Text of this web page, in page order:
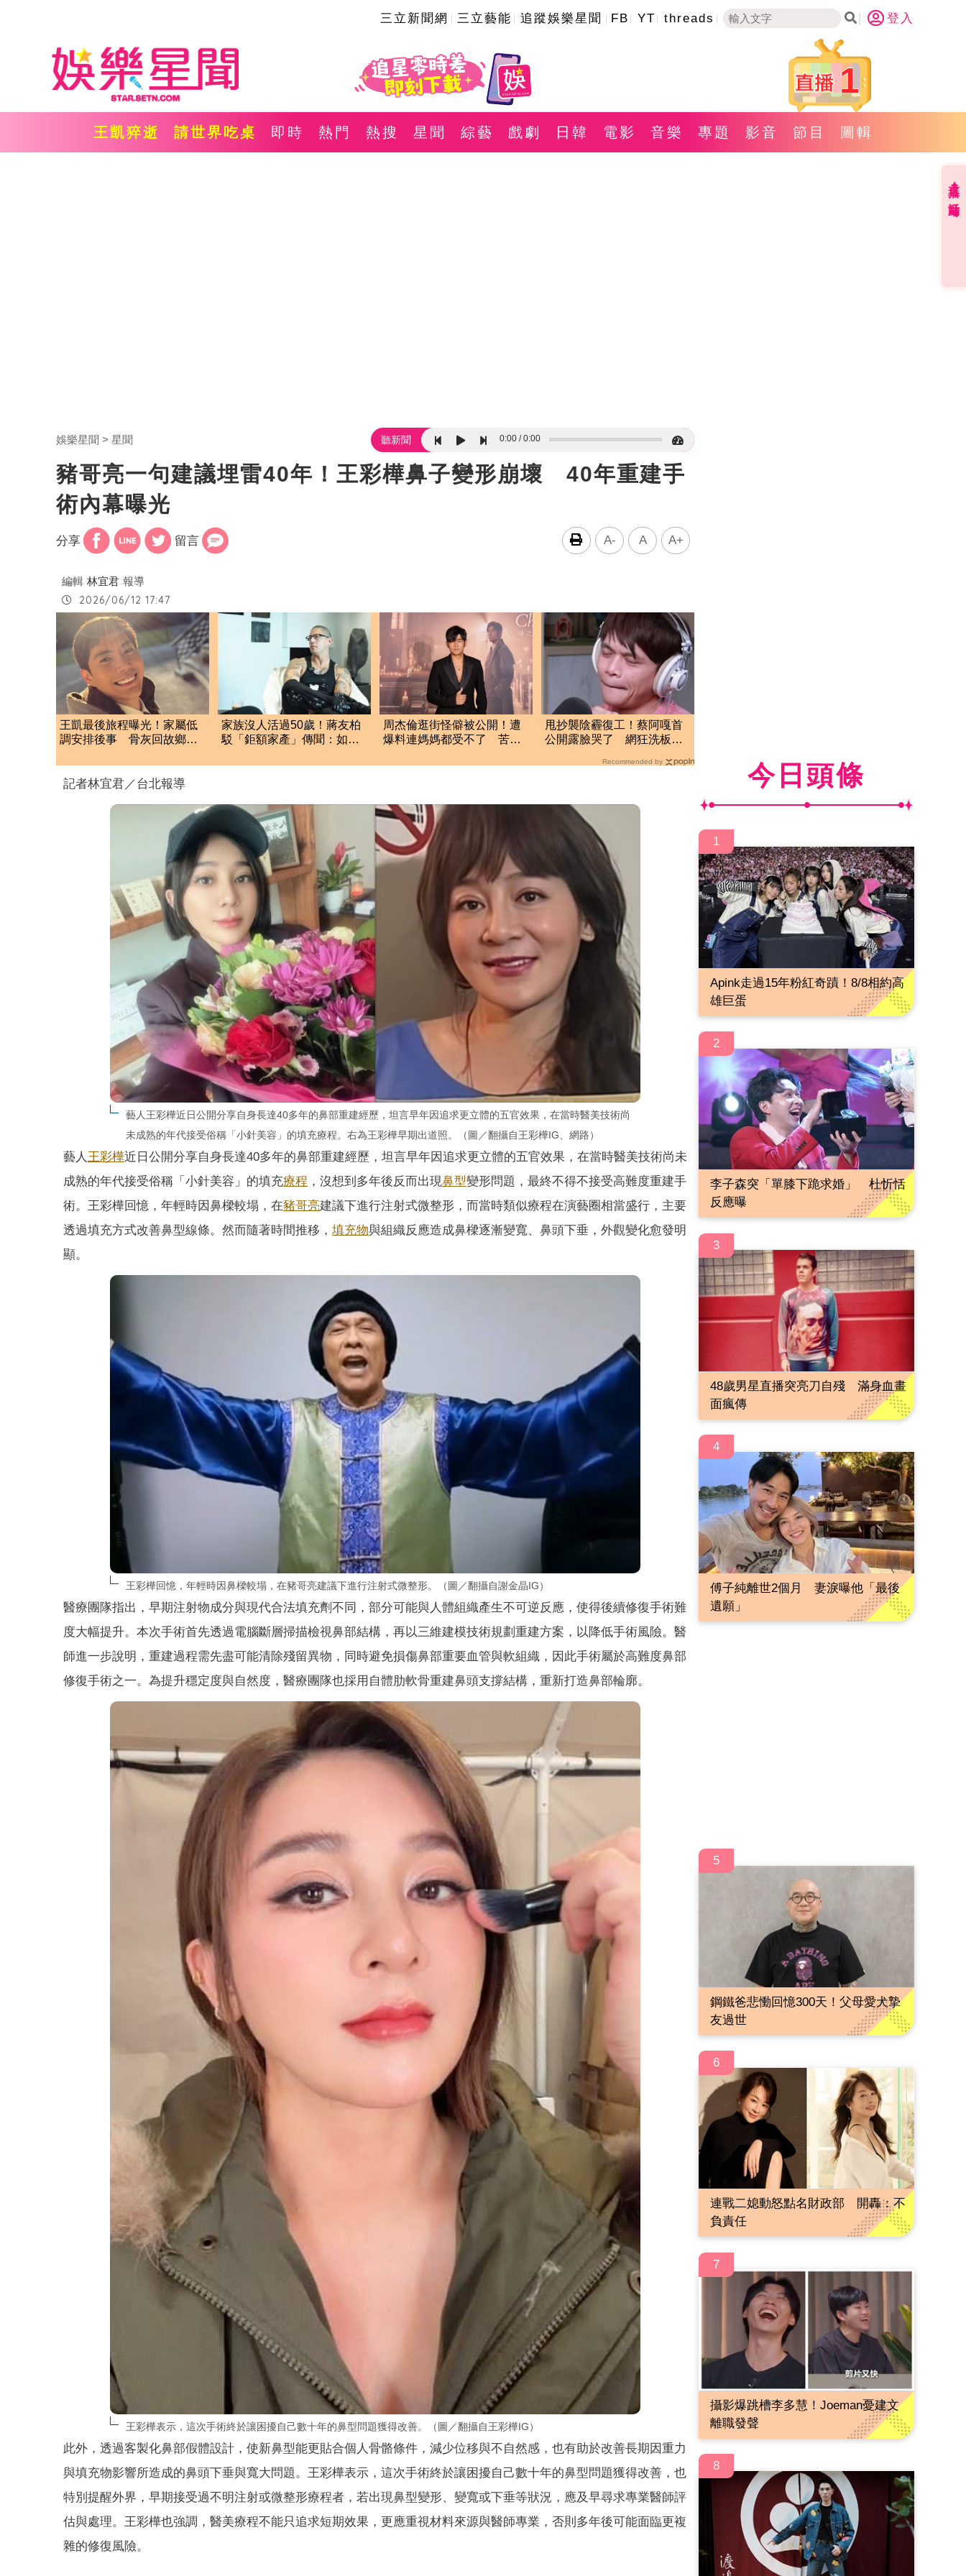
三立新聞網 三立藝能 追蹤娛樂星聞 FB YT threads 登入
1
王凱猝逝 請世界吃桌 即時 熱門 熱搜 星聞 綜藝 戲劇 日韓 電影 音樂 專題 影音 節目 圖輯
娛樂星聞 星聞 聽新聞 0:00 0:00
豬哥亮一句建議埋雷40年！王彩樺鼻子變形崩壞 40年重建手
術內幕曝光
分享 留言 A- A A+
編輯 林宜君 報導
2026/06/12 17:47
王凱最後旅程曝光！家屬低
調安排後事 骨灰回故鄉高
家族沒人活過50歲！蔣友柏
駁「鉅額家產」傳聞：如果
周杰倫逛街怪僻被公開！遭
爆料連媽媽都受不了 苦勸
甩抄襲陰霾復工！蔡阿嘎首
公開露臉哭了 網狂洗板怒
Recommended by
記者林宜君／台北報導
藝人王彩樺近日公開分享自身長達40多年的鼻部重建經歷，坦言早年因追求更立體的五官效果，在當時醫美技術尚
未成熟的年代接受俗稱「小針美容」的填充療程。右為王彩樺早期出道照。（圖／翻攝自王彩樺IG、網路）
藝人王彩樺近日公開分享自身長達40多年的鼻部重建經歷，坦言早年因追求更立體的五官效果，在當時醫美技術尚未
成熟的年代接受俗稱「小針美容」的填充療程 ，沒想到多年後反而出現鼻型變形問題，最終不得不接受高難度重建手
術。王彩樺回憶，年輕時因鼻樑較塌，在豬哥亮建議下進行注射式微整形，而當時類似療程在演藝圈相當盛行，主要
透過填充方式改善鼻型線條。然而隨著時間推移， 填充物與組織反應造成鼻樑逐漸變寬、鼻頭下垂，外觀變化愈發明
顯。
王彩樺回憶，年輕時因鼻樑較塌，在豬哥亮建議下進行注射式微整形。（圖／翻攝自謝金晶IG）
醫療團隊指出，早期注射物成分與現代合法填充劑不同，部分可能與人體組織產生不可逆反應，使得後續修復手術難
度大幅提升。本次手術首先透過電腦斷層掃描檢視鼻部結構，再以三維建模技術規劃重建方案，以降低手術風險。醫
師進一步說明，重建過程需先盡可能清除殘留異物，同時避免損傷鼻部重要血管與軟組織，因此手術屬於高難度鼻部
修復手術之一。為提升穩定度與自然度，醫療團隊也採用自體肋軟骨重建鼻頭支撐結構，重新打造鼻部輪廓。
王彩樺表示，這次手術終於讓困擾自己數十年的鼻型問題獲得改善。（圖／翻攝自王彩樺IG）
此外，透過客製化鼻部假體設計，使新鼻型能更貼合個人骨骼條件，減少位移與不自然感，也有助於改善長期因重力
與填充物影響所造成的鼻頭下垂與寬大問題。王彩樺表示，這次手術終於讓困擾自己數十年的鼻型問題獲得改善，也
特別提醒外界，早期接受過不明注射或微整形療程者，若出現鼻型變形、變寬或下垂等狀況，應及早尋求專業醫師評
估與處理。王彩樺也強調，醫美療程不能只追求短期效果，更應重視材料來源與醫師專業，否則多年後可能面臨更複
雜的修復風險。
今日頭條
1
Apink走過15年粉紅奇蹟！8/8相約高
雄巨蛋
2
李子森突「單膝下跪求婚」 杜忻恬
反應曝
3
48歲男星直播突亮刀自殘 滿身血畫
面瘋傳
4
傅子純離世2個月 妻淚曝他「最後
遺願」
5
鋼鐵爸悲慟回憶300天！父母愛犬摯
友過世
6
連戰二媳動怒點名財政部 開轟：不
負責任
7
攝影爆跳槽李多慧！Joeman憂建文
離職發聲
8
直播✦活動